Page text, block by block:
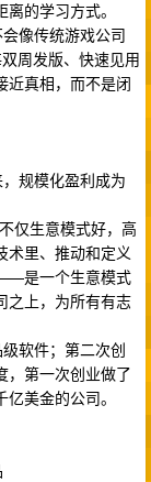
的学习方式。
像传统游戏公司
周发版、快速见用
近真相，而不是闭
规模化盈利成为
仅生意模式好，高
术里、推动和定义
是一个生意模式
之上，为所有有志
软件；第二次创
，第一次创业做了
美金的公司。